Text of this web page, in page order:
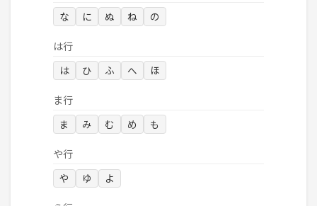
な に ぬ ね の
は行
は ひ ふ へ ほ
ま行
ま み む め も
や行
や ゆ よ